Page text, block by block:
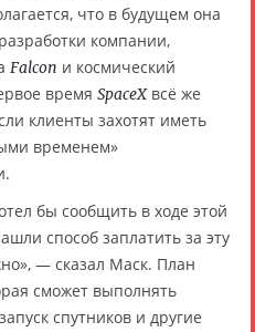
что в будущем она
компании,
Falcon и космический
время SpaceXвсё же
клиенты захотят иметь
временем»
бы сообщить в ходе этой
способ заплатить за эту
— сказал Маск. План
сможет выполнять
спутников и другие